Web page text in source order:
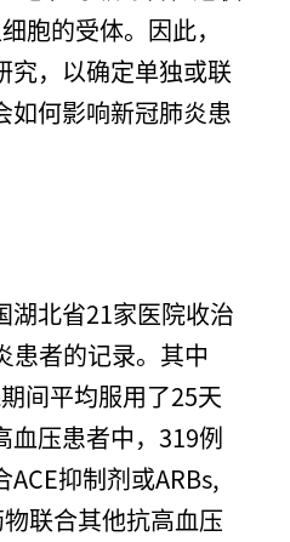
胞的受体。因此，
究，以确定单独或联
如何影响新冠肺炎患
湖北省21家医院收治
患者的记录。其中
间平均服用了25天
血压患者中，319例
抑制剂或ARBs,
联合其他抗高血压